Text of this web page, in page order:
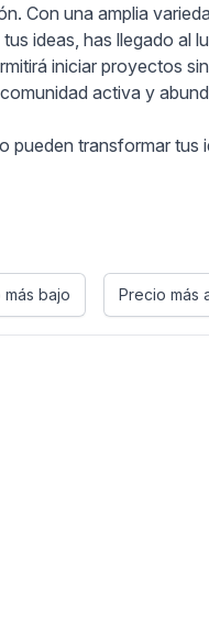
Con una amplia
ideas, has llegado al
iniciar proyectos
activa y
transformar tus
más bajo Precio más